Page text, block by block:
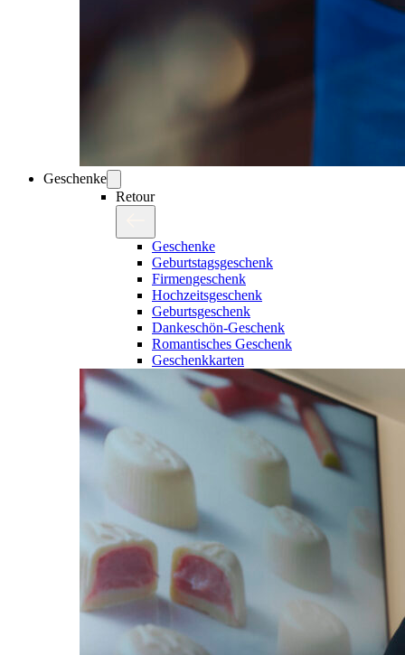
Geschenke
Retour
Geschenke
Geburtstagsgeschenk
Firmengeschenk
Hochzeitsgeschenk
Geburtsgeschenk
Dankeschön-Geschenk
Romantisches Geschenk
Geschenkkarten